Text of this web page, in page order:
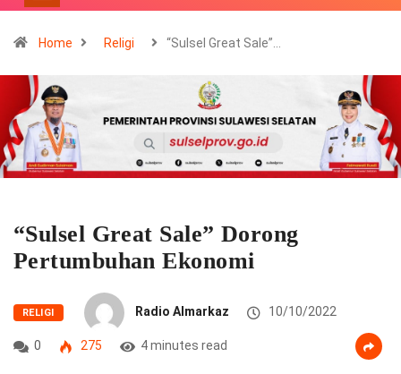
Home Religi “Sulsel Great Sale”…
“Sulsel Great Sale” Dorong
Pertumbuhan Ekonomi
RELIGI Radio Almarkaz 10/10/2022
0 275 4 minutes read